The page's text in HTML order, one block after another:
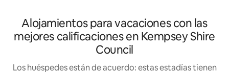
Alojamientos para vacaciones con las
mejores calificaciones en Kempsey Shire
Council
Los huéspedes están de acuerdo: estas estadías tienen